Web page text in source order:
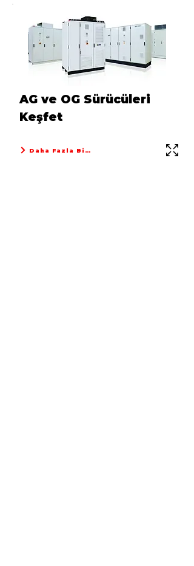
AG ve OG Sürücüleri
Keşfet
Daha Fazla Bilgi